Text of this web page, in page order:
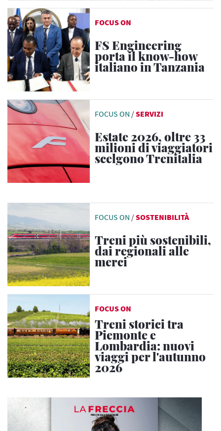
FOCUS ON
FS Engineering
porta il know-how
italiano in Tanzania
FOCUS ON /SERVIZI
Estate 2026, oltre 33
milioni di viaggiatori
scelgono Trenitalia
FOCUS ON /SOSTENIBILITÀ
Treni più sostenibili,
dai regionali alle
merci
FOCUS ON
Treni storici tra
Piemonte e
Lombardia: nuovi
viaggi per l'autunno
2026